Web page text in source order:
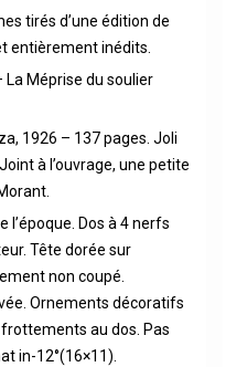
tirés d’une édition de
entièrement inédits.
La Méprise du soulier
1926 – 137 pages. Joli
à l’ouvrage, une petite
l’époque. Dos à 4 nerfs
Tête dorée sur
non coupé.
Ornements décoratifs
au dos. Pas
in-12°(16×11).